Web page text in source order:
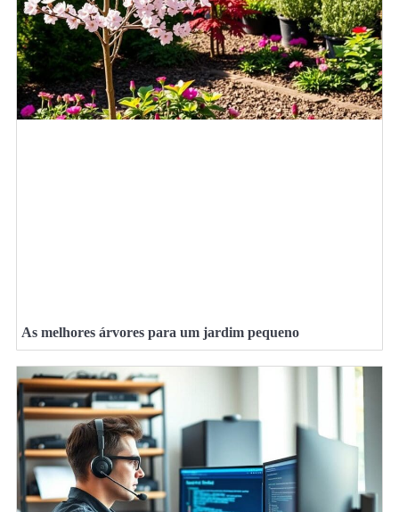
As melhores árvores para um jardim pequeno